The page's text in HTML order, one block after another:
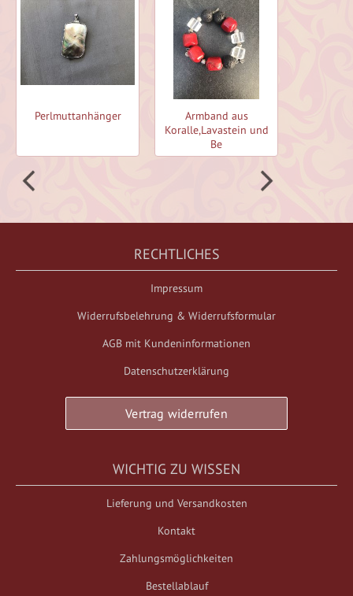
Perlmuttanhänger
Armband aus
Koralle,Lavastein und
Be
RECHTLICHES
Impressum
Widerrufsbelehrung & Widerrufsformular
AGB mit Kundeninformationen
Datenschutzerklärung
Vertrag widerrufen
WICHTIG ZU WISSEN
Lieferung und Versandkosten
Kontakt
Zahlungsmöglichkeiten
Bestellablauf